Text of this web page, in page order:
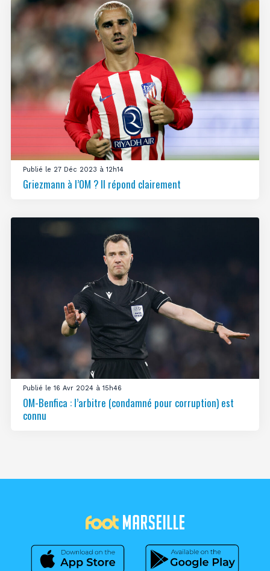
Publié le 27 Déc 2023 à 12h14
Griezmann à l’OM ? Il répond clairement
Publié le 16 Avr 2024 à 15h46
OM-Benfica : l’arbitre (condamné pour corruption) est
connu